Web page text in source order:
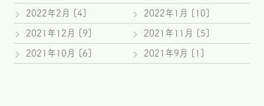
2022年2月 [4] 2022年1月 [10]
2021年12月 [9] 2021年11月 [5]
2021年10月 [6] 2021年9月 [1]